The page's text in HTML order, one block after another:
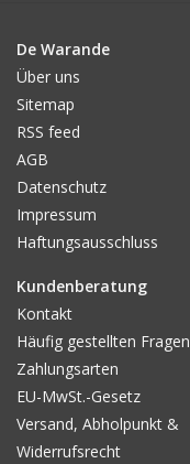
De Warande
Über uns
Sitemap
RSS feed
AGB
Datenschutz
Impressum
Haftungsausschluss
Kundenberatung
Kontakt
Häufig gestellten Fragen
Zahlungsarten
EU-MwSt.-Gesetz
Versand, Abholpunkt &
Widerrufsrecht